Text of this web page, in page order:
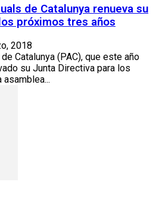
de Catalunya renueva su
próximos tres años
2018
Catalunya (PAC), que este año
su Junta Directiva para los